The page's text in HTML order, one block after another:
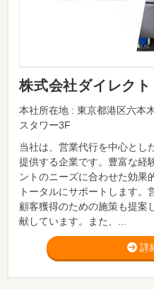
株式会社ダイレクト
本社所在地 : 東京都港区六本
スタワー3F
当社は、営業代行を中心とし
提供する企業です。豊富な経
ントのニーズに合わせた効果
トータルにサポートします
顧客獲得のための施策も提案
献しています。また、...
詳